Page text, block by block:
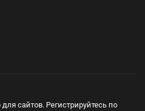
сайтов. Регистрируйтесь по